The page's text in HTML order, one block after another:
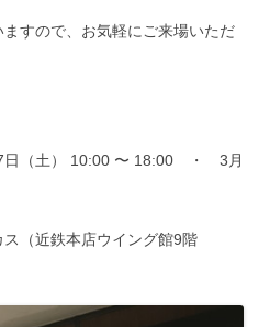
すので、お気軽にご来場いただ
（土） 10:00 〜 18:00 ・ 3月
近鉄本店ウイング館9階